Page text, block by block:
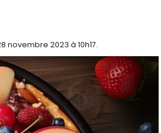
novembre 2023 à 10h17.